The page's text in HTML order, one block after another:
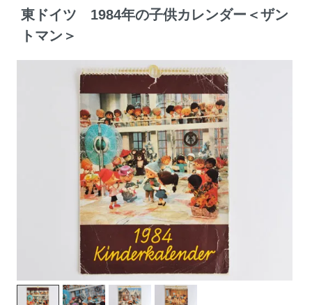
東ドイツ 1984年の子供カレンダー＜ザン
トマン＞